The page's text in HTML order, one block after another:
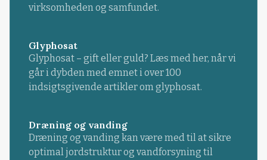
virksomheden og samfundet.
Glyphosat
Glyphosat – gift eller guld? Læs med her, når vi
går i dybden med emnet i over 100
indsigtsgivende artikler om glyphosat.
Dræning og vanding
Dræning og vanding kan være med til at sikre
optimal jordstruktur og vandforsyning til